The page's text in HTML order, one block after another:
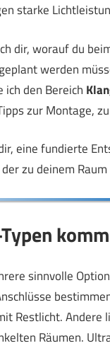
starke
dir, worauf du
werden
den Bereich
zur Montage,
eine fundierte
zu deinem
sinnvolle
Restlicht.
Räumen.